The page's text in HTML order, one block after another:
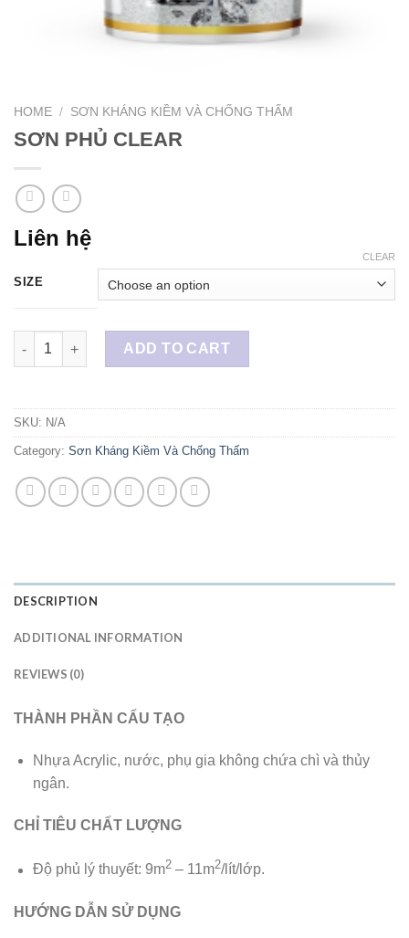
HOME / SƠN KHÁNG KIỀM VÀ CHỐNG THẤM
SƠN PHỦ CLEAR
Liên hệ
SIZE
CLEAR
SƠN PHỦ CLEAR quantity
ADD TO CART
SKU: N/A
Category: Sơn Kháng Kiềm Và Chống Thấm
DESCRIPTION
ADDITIONAL INFORMATION
REVIEWS (0)
THÀNH PHẦN CẤU TẠO
Nhựa Acrylic, nước, phụ gia không chứa chì và thủy
ngân.
CHỈ TIÊU CHẤT LƯỢNG
Độ phủ lý thuyết: 9m2 – 11m2/lít/lớp.
HƯỚNG DẪN SỬ DỤNG